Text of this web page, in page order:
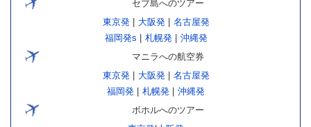
セブ島へのツアー
東京発| 大阪発| 名古屋発
福岡発s
札幌発| 沖縄発
マニラへの航空券
東京発| 大阪発| 名古屋発
福岡発
札幌発
沖縄発
ボホルへのツアー